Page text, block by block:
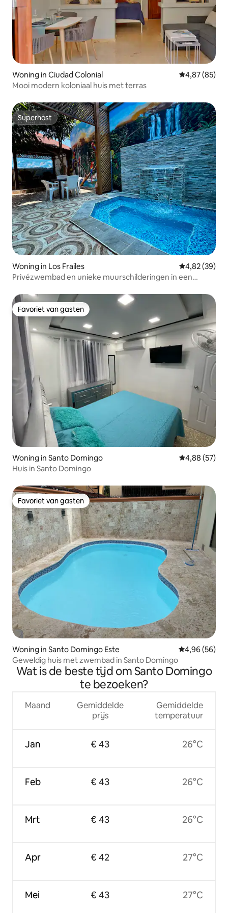
Woning in Ciudad Colonial Gemiddelde
4,87 (85)
Mooi modern koloniaal huis met terras
Superhost
Superhost
Woning in Los Frailes Gemiddelde
4,82 (39)
Privézwembad en unieke muurschilderingen in een
Favoriet van gasten
Favoriet van gasten
Woning in Santo Domingo Gemiddelde
4,88 (57)
Huis in Santo Domingo
Favoriet van gasten
Favoriet van gasten
Woning in Santo Domingo Este Gemiddelde
4,96 (56)
Geweldig huis met zwembad in Santo Domingo
Wat is de beste tijd om Santo Domingo
te bezoeken?
Maand
Jan
Feb
Mrt
Apr
Mei
Gemiddelde
prijs
€ 43
€ 43
€ 43
€ 42
€ 43
Gemiddelde
temperatuur
26°C
26°C
26°C
27°C
27°C